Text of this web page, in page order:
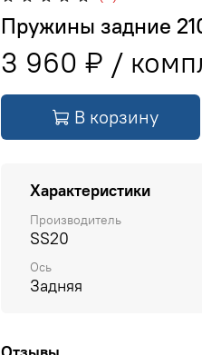
Пружины задние
3 960 ₽
В корзину
Характеристики
Производитель
SS20
Ось
Задняя